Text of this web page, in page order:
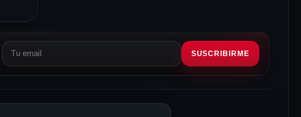
Correo
electrónico
SUSCRIBIRME